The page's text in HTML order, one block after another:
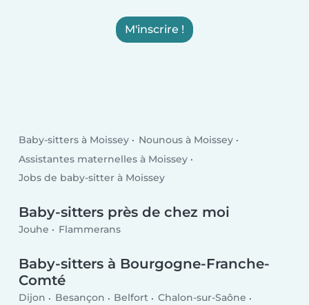
M'inscrire !
Baby-sitters à Moissey
Nounous à Moissey
Assistantes maternelles à Moissey
Jobs de baby-sitter à Moissey
Baby-sitters près de chez moi
Jouhe Flammerans
Baby-sitters à Bourgogne-Franche-
Comté
Dijon Besançon Belfort
Chalon-sur-Saône